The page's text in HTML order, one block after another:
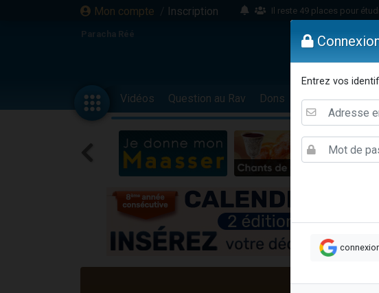
Mon compte / Inscription
Il reste 49 places pour
16 personnes viennent de
2 personnes viennent de
17 personnes viennent de
4 personnes viennent de nous
Il reste 49 places pour
Eva vient de donner son
4 personnes viennent de nous
3 personnes viennent de nous
Odaya vient de donner son
Paracha Réé
Vidéos Question au Rav Dons Femmes
Entrez vos